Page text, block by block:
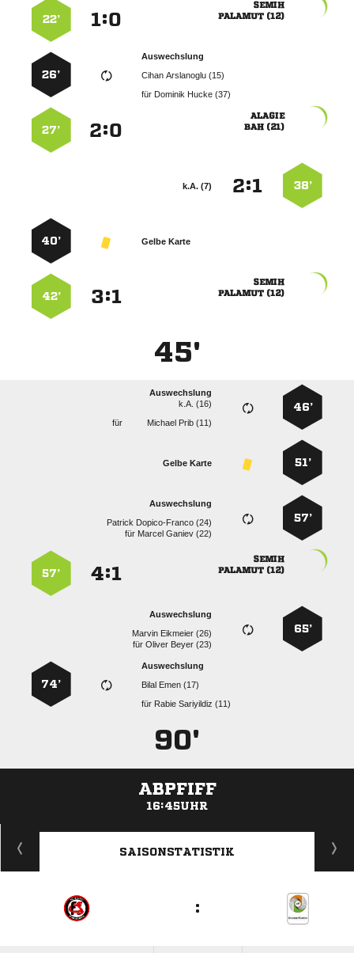

 
:
22’
Auswechslung
  
für   
26’

 
:
27’
38’
:
k.A. (7)
Gelbe Karte
40’

 
:
42’
45'
46’
Auswechslung
k.A. (16)
für
  
51’
Gelbe Karte
57’
Auswechslung
  
für   

 
:
57’
65’
Auswechslung
  
für  
Auswechslung
  
für   
74’
90'
ABPFIFF
16:45UHR
ANZEIGE
SAISONSTATISTIK
: